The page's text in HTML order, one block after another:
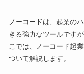
ノーコードは、起業の
きる強力なツールです
こでは、ノーコード起
ついて解説します。